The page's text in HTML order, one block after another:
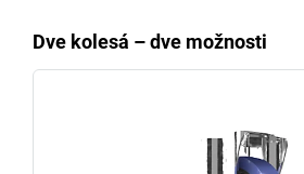
Dve kolesá – dve možnosti